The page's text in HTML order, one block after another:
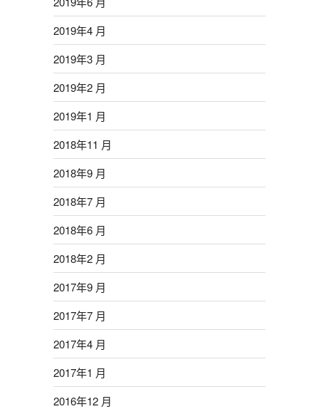
2019年4 月
2019年3 月
2019年2 月
2019年1 月
2018年11 月
2018年9 月
2018年7 月
2018年6 月
2018年2 月
2017年9 月
2017年7 月
2017年4 月
2017年1 月
2016年12 月